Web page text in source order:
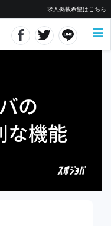
求人掲載希望はこちら